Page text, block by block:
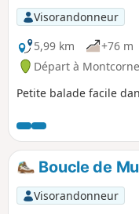
Visorandonneur
5,99 km
+76 m
Départ à
Petite balade facile
Boucle de
Visorandonneur